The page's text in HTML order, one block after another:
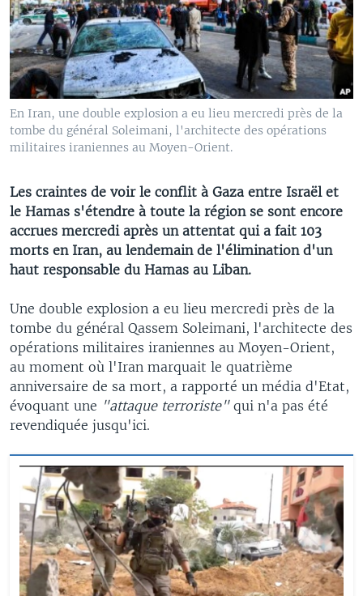
En Iran, une double explosion a eu lieu mercredi près de la
tombe du général Soleimani, l'architecte des opérations
militaires iraniennes au Moyen-Orient.
Les craintes de voir le conflit à Gaza entre Israël et
le Hamas s'étendre à toute la région se sont encore
accrues mercredi après un attentat qui a fait 103
morts en Iran, au lendemain de l'élimination d'un
haut responsable du Hamas au Liban.
Une double explosion a eu lieu mercredi près de la
tombe du général Qassem Soleimani, l'architecte des
opérations militaires iraniennes au Moyen-Orient,
au moment où l'Iran marquait le quatrième
anniversaire de sa mort, a rapporté un média d'Etat,
évoquant une "attaque terroriste"qui n'a pas été
revendiquée jusqu'ici.